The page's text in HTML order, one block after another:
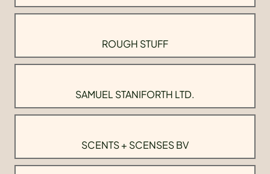
ROUGH STUFF
SAMUEL STANIFORTH LTD.
SCENTS + SCENSES BV